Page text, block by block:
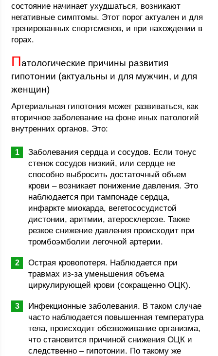
состояние начинает ухудшаться, возникают
негативные симптомы. Этот порог актуален и для
тренированных спортсменов, и при нахождении в
горах.
Патологические причины развития
гипотонии (актуальны и для мужчин, и для
женщин)
Артериальная гипотония может развиваться, как
вторичное заболевание на фоне иных патологий
внутренних органов. Это:
Заболевания сердца и сосудов. Если тонус
стенок сосудов низкий, или сердце не
способно выбросить достаточный объем
крови – возникает понижение давления. Это
наблюдается при тампонаде сердца,
инфаркте миокарда, вегетососудистой
дистонии, аритмии, атеросклерозе. Также
резкое снижение давления происходит при
тромбоэмболии легочной артерии.
Острая кровопотеря. Наблюдается при
травмах из-за уменьшения объема
циркулирующей крови (сокращенно ОЦК).
Инфекционные заболевания. В таком случае
часто наблюдается повышенная температура
тела, происходит обезвоживание организма,
что становится причиной снижения ОЦК и
следственно – гипотонии. По такому же